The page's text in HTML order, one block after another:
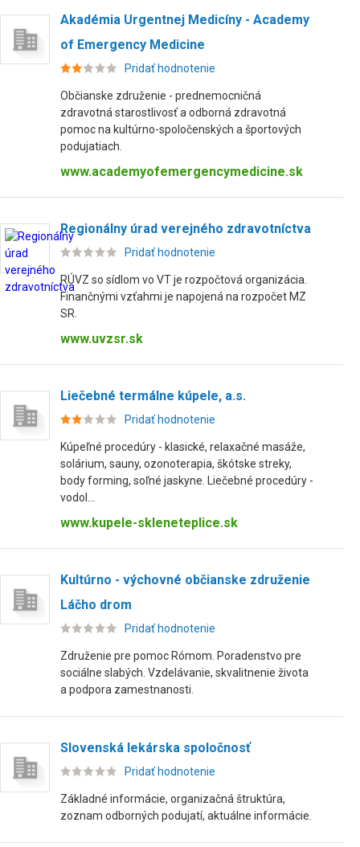
Akadémia Urgentnej Medicíny - Academy
of Emergency Medicine
Pridať hodnotenie
Občianske združenie - prednemocničná
zdravotná starostlivosť a odborná zdravotná
pomoc na kultúrno-spoločenských a športových
podujatiach.
www.academyofemergencymedicine.sk
Regionálny úrad verejného zdravotníctva
Pridať hodnotenie
RÚVZ so sídlom vo VT je rozpočtová organizácia.
Finančnými vzťahmi je napojená na rozpočet MZ
SR.
www.uvzsr.sk
Liečebné termálne kúpele, a.s.
Pridať hodnotenie
Kúpeľné procedúry - klasické, relaxačné masáže,
solárium, sauny, ozonoterapia, škótske streky,
body forming, soľné jaskyne. Liečebné procedúry -
vodol...
www.kupele-skleneteplice.sk
Kultúrno - výchovné občianske združenie
Láčho drom
Pridať hodnotenie
Združenie pre pomoc Rómom. Poradenstvo pre
sociálne slabých. Vzdelávanie, skvalitnenie života
a podpora zamestnanosti.
Slovenská lekárska spoločnosť
Pridať hodnotenie
Základné informácie, organizačná štruktúra,
zoznam odborných podujatí, aktuálne informácie.